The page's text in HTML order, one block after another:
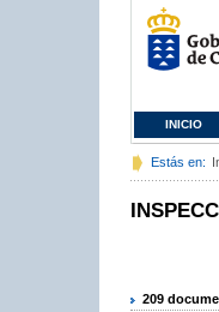
INICIO
Estás en:
209